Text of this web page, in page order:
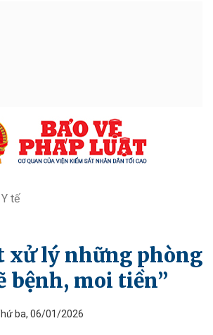
Y tế
xử lý những phòng
bệnh, moi tiền”
ba, 06/01/2026